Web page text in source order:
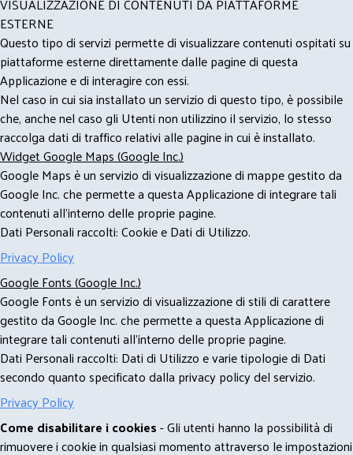
ESTERNE
Questo tipo di servizi permette di visualizzare contenuti ospitati su
piattaforme esterne direttamente dalle pagine di questa
Applicazione e di interagire con essi.
Nel caso in cui sia installato un servizio di questo tipo, è possibile
che, anche nel caso gli Utenti non utilizzino il servizio, lo stesso
raccolga dati di traffico relativi alle pagine in cui è installato.
Widget Google Maps (Google Inc.)
Google Maps è un servizio di visualizzazione di mappe gestito da
Google Inc. che permette a questa Applicazione di integrare tali
contenuti all'interno delle proprie pagine.
Dati Personali raccolti: Cookie e Dati di Utilizzo.
Privacy Policy
Google Fonts (Google Inc.)
Google Fonts è un servizio di visualizzazione di stili di carattere
gestito da Google Inc. che permette a questa Applicazione di
integrare tali contenuti all'interno delle proprie pagine.
Dati Personali raccolti: Dati di Utilizzo e varie tipologie di Dati
secondo quanto specificato dalla privacy policy del servizio.
Privacy Policy
Come disabilitare i cookies- Gli utenti hanno la possibilità di
rimuovere i cookie in qualsiasi momento attraverso le impostazioni